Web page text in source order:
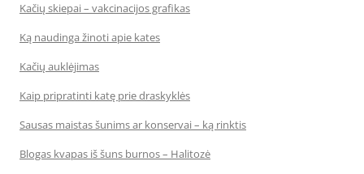
Kačių skiepai – vakcinacijos grafikas
Ką naudinga žinoti apie kates
Kačių auklėjimas
Kaip pripratinti katę prie draskyklės
Sausas maistas šunims ar konservai – ką rinktis
Blogas kvapas iš šuns burnos – Halitozė